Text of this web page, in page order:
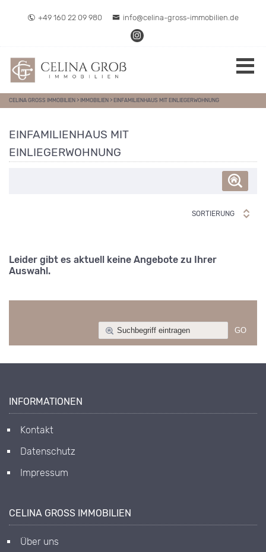
+49 160 22 09 980
info@celina-gross-immobilien.de
CELINA GROSS IMMOBILIEN > IMMOBILIEN > EINFAMILIENHAUS MIT EINLIEGERWOHNUNG
EINFAMILIENHAUS MIT
EINLIEGERWOHNUNG
SORTIERUNG
Leider gibt es aktuell keine Angebote zu Ihrer
Auswahl.
INFORMATIONEN
Kontakt
Datenschutz
Impressum
CELINA GROSS IMMOBILIEN
Über uns